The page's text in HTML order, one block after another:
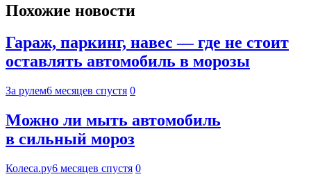
Похожие новости
Гараж, паркинг, навес — где не стоит
оставлять автомобиль в морозы
За рулем6 месяцев спустя 0
Можно ли мыть автомобиль
в сильный мороз
Колеса.ру6 месяцев спустя 0